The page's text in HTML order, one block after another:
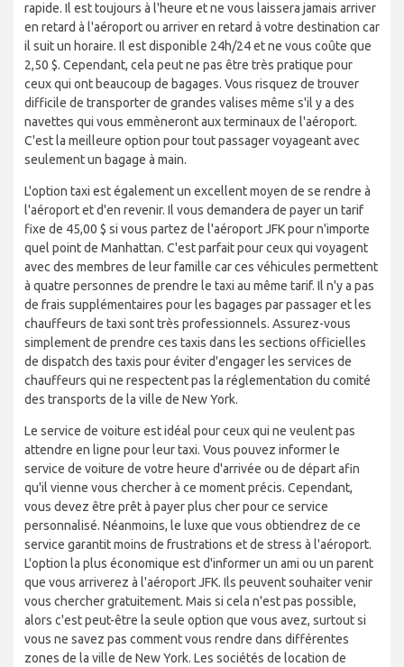
rapide. Il est toujours à l'heure et ne vous laissera jamais arriver
en retard à l'aéroport ou arriver en retard à votre destination car
il suit un horaire. Il est disponible 24h/24 et ne vous coûte que
2,50 $. Cependant, cela peut ne pas être très pratique pour
ceux qui ont beaucoup de bagages. Vous risquez de trouver
difficile de transporter de grandes valises même s'il y a des
navettes qui vous emmèneront aux terminaux de l'aéroport.
C'est la meilleure option pour tout passager voyageant avec
seulement un bagage à main.
L'option taxi est également un excellent moyen de se rendre à
l'aéroport et d'en revenir. Il vous demandera de payer un tarif
fixe de 45,00 $ si vous partez de l'aéroport JFK pour n'importe
quel point de Manhattan. C'est parfait pour ceux qui voyagent
avec des membres de leur famille car ces véhicules permettent
à quatre personnes de prendre le taxi au même tarif. Il n'y a pas
de frais supplémentaires pour les bagages par passager et les
chauffeurs de taxi sont très professionnels. Assurez-vous
simplement de prendre ces taxis dans les sections officielles
de dispatch des taxis pour éviter d'engager les services de
chauffeurs qui ne respectent pas la réglementation du comité
des transports de la ville de New York.
Le service de voiture est idéal pour ceux qui ne veulent pas
attendre en ligne pour leur taxi. Vous pouvez informer le
service de voiture de votre heure d'arrivée ou de départ afin
qu'il vienne vous chercher à ce moment précis. Cependant,
vous devez être prêt à payer plus cher pour ce service
personnalisé. Néanmoins, le luxe que vous obtiendrez de ce
service garantit moins de frustrations et de stress à l'aéroport.
L'option la plus économique est d'informer un ami ou un parent
que vous arriverez à l'aéroport JFK. Ils peuvent souhaiter venir
vous chercher gratuitement. Mais si cela n'est pas possible,
alors c'est peut-être la seule option que vous avez, surtout si
vous ne savez pas comment vous rendre dans différentes
zones de la ville de New York. Les sociétés de location de